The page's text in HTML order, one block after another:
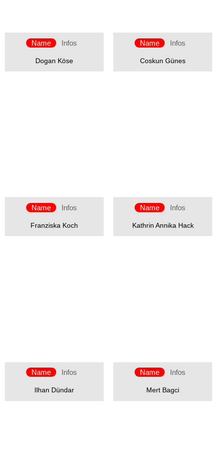
Name Infos
Dogan Köse
Name Infos
Coskun Günes
Name Infos
Franziska Koch
Name Infos
Kathrin Annika Hack
Name Infos
Ilhan Dündar
Name Infos
Mert Bagci